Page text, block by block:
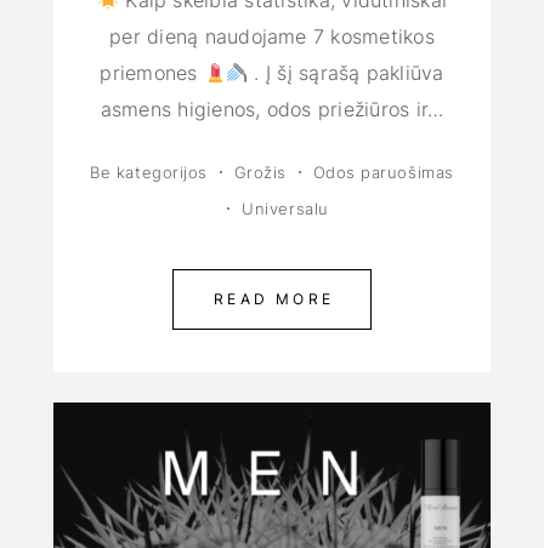
per dieną naudojame 7 kosmetikos
priemones
. Į šį sąrašą pakliūva
asmens higienos, odos priežiūros ir…
Be kategorijos Grožis
Odos paruošimas
Universalu
READ MORE